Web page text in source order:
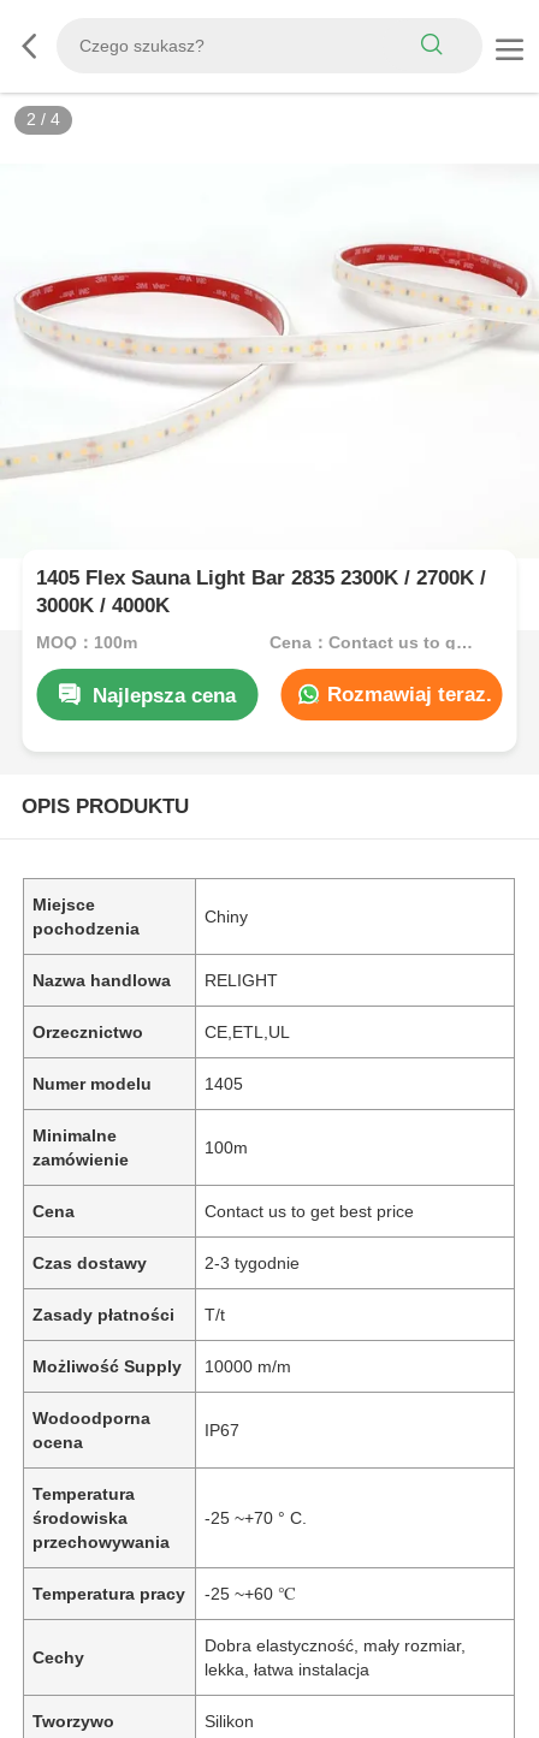
2 / 4
1405 Flex Sauna Light Bar 2835 2300K / 2700K /
3000K / 4000K
MOQ：100m Cena：Contact us to get best price
Najlepsza cena Rozmawiaj teraz.
OPIS PRODUKTU
Miejsce
pochodzenia
Chiny
Nazwa handlowa RELIGHT
Orzecznictwo CE,ETL,UL
Numer modelu 1405
Minimalne
zamówienie
100m
Cena Contact us to get best price
Czas dostawy 2-3 tygodnie
Zasady płatności T/t
Możliwość Supply 10000 m/m
Wodoodporna
ocena
IP67
Temperatura
środowiska
przechowywania
-25 ~+70 ° C.
Temperatura pracy -25 ~+60 ℃
Cechy
Dobra elastyczność, mały rozmiar,
lekka, łatwa instalacja
Tworzywo Silikon